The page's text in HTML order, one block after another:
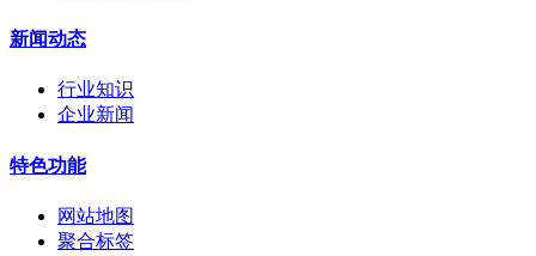
新闻动态
行业知识
企业新闻
特色功能
网站地图
聚合标签